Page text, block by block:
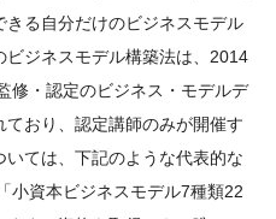
る自分だけのビジネスモデル
ジネスモデル構築法は、2014
・認定のビジネス・モデルデ
おり、認定講師のみが開催す
ては、下記のような代表的な
小資本ビジネスモデル7種類22